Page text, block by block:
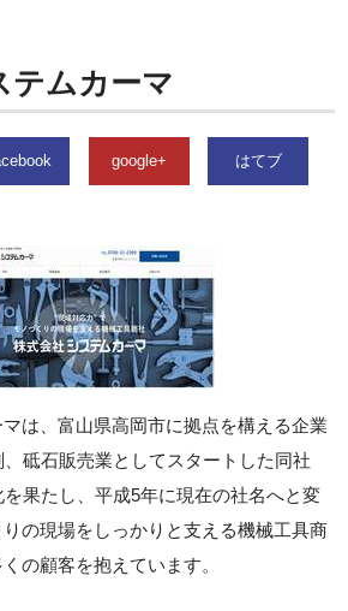
テムカーマ
google+ はてブ
は、富山県高岡市に拠点を構える企業
砥石販売業としてスタートした同社
果たし、平成5年に現在の社名へと変
の現場をしっかりと支える機械工具商
の顧客を抱えています。